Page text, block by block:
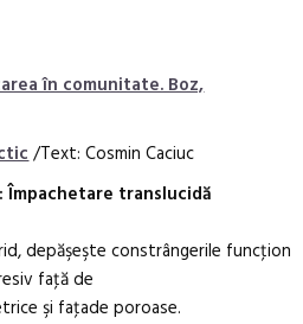
în comunitate. Boz,
/Text: Cosmin Caciuc
translucidă
depăşeşte constrângerile funcţion
faţă de
şi faţade poroase.